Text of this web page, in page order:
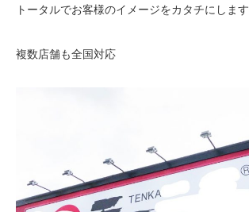
トータルでお客様のイメージをカタチにします
複数店舗も全国対応